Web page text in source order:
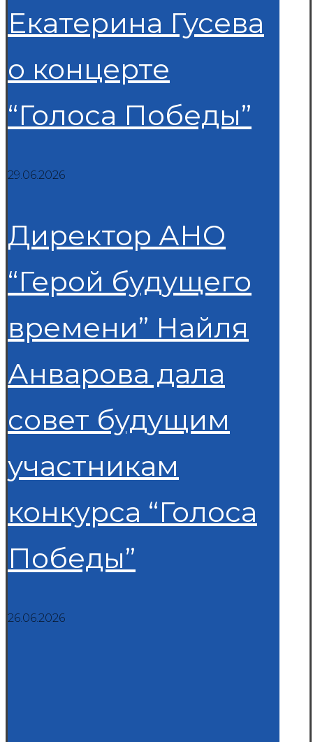
Екатерина Гусева
о концерте
“Голоса Победы”
29.06.2026
Директор АНО
“Герой будущего
времени” Найля
Анварова дала
совет будущим
участникам
конкурса “Голоса
Победы”
26.06.2026